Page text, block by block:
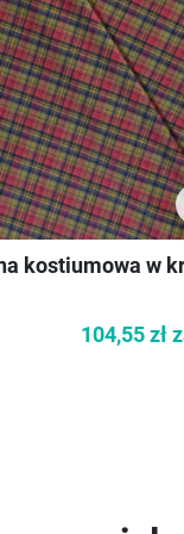
kostiumowa w
104,55 zł